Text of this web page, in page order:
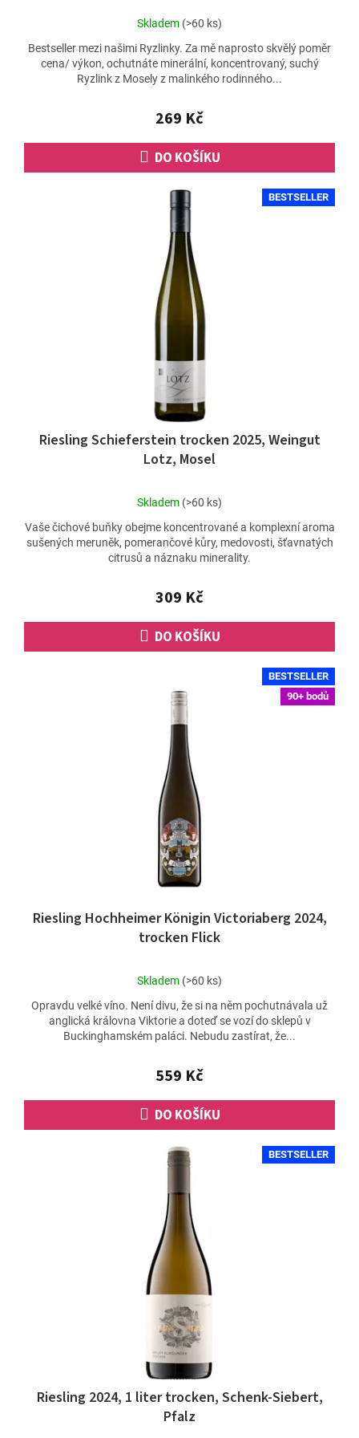
Průměrné
produktu
je
4,7
5
hvězdiček.
Skladem (>60 ks)
269 Kč
DO KOŠÍKU
Bestseller mezi našimi Ryzlinky. Za mě naprosto skvělý poměr
cena/ výkon, ochutnáte minerální, koncentrovaný, suchý
Ryzlink z Mosely z malinkého rodinného...
BESTSELLER
Riesling Schieferstein trocken 2025, Weingut
Lotz, Mosel
Průměrné
produktu
je
4,8
5
hvězdiček.
Skladem (>60 ks)
309 Kč
DO KOŠÍKU
Vaše čichové buňky obejme koncentrované a komplexní aroma
sušených meruněk, pomerančové kůry, medovosti, šťavnatých
citrusů a náznaku minerality.
BESTSELLER
90+ bodů
Riesling Hochheimer Königin Victoriaberg 2024,
trocken Flick
Průměrné
produktu
je
4,7
5
hvězdiček.
Skladem (>60 ks)
559 Kč
DO KOŠÍKU
Opravdu velké víno. Není divu, že si na něm pochutnávala už
anglická královna Viktorie a doteď se vozí do sklepů v
Buckinghamském paláci. Nebudu zastírat, že...
BESTSELLER
Riesling 2024, 1 liter trocken, Schenk-Siebert,
Pfalz